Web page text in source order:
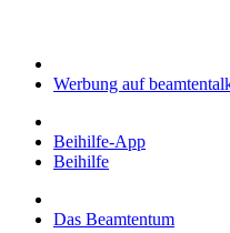
Werbung auf
Beihilfe-App
Beihilfe
Das Beamtentum